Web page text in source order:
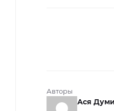
Авторы
Ася